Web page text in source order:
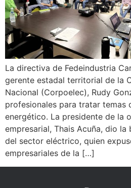
La directiva de Fedeindustria
gerente estadal territorial de la
Nacional (Corpoelec), Rudy
profesionales para tratar temas
energético. La presidente de la
empresarial, Thais Acuña, dio
del sector eléctrico, quien
empresariales de la […]